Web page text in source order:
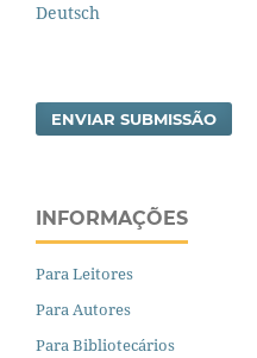
Deutsch
ENVIAR SUBMISSÃO
INFORMAÇÕES
Para Leitores
Para Autores
Para Bibliotecários